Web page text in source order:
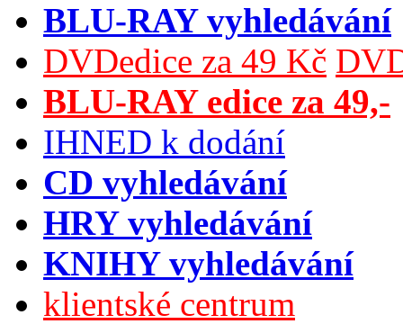
BLU-RAY vyhledávání
DVDedice za 49 Kč
BLU-RAY edice za 49,-
IHNED k dodání
CD vyhledávání
HRY vyhledávání
KNIHY vyhledávání
klientské centrum